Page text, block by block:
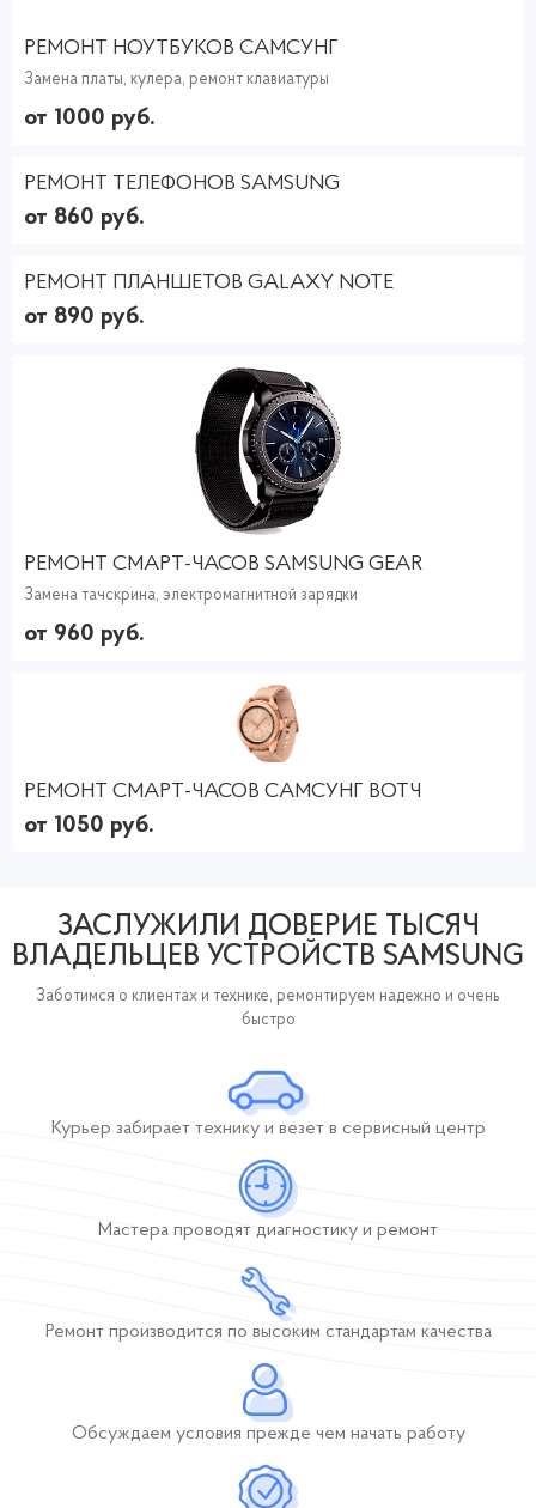
РЕМОНТ НОУТБУКОВ САМСУНГ
Замена платы, кулера, ремонт клавиатуры
от 1000 руб.
РЕМОНТ ТЕЛЕФОНОВ SAMSUNG
от 860 руб.
РЕМОНТ ПЛАНШЕТОВ GALAXY NOTE
от 890 руб.
РЕМОНТ СМАРТ-ЧАСОВ SAMSUNG GEAR
Замена тачскрина, электромагнитной зарядки
от 960 руб.
РЕМОНТ СМАРТ-ЧАСОВ САМСУНГ ВОТЧ
от 1050 руб.
ЗАСЛУЖИЛИ ДОВЕРИЕ ТЫСЯЧ
ВЛАДЕЛЬЦЕВ УСТРОЙСТВ SAMSUNG
Заботимся о клиентах и технике, ремонтируем надежно и очень
быстро
Курьер забирает технику и везет в сервисный центр
Мастера проводят диагностику и ремонт
Ремонт производится по высоким стандартам качества
Обсуждаем условия прежде чем начать работу